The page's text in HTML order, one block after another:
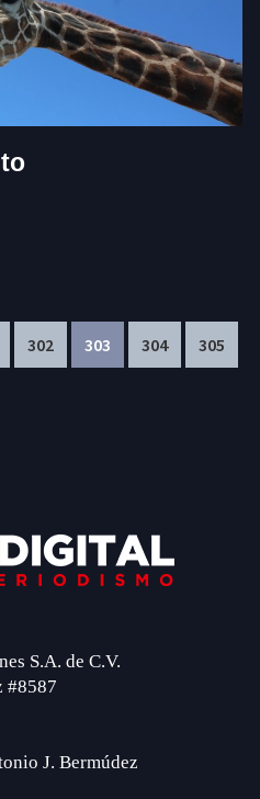
Page
302 Page
303 Page
304 Page
305
S.A. de C.V.
#8587
J. Bermúdez